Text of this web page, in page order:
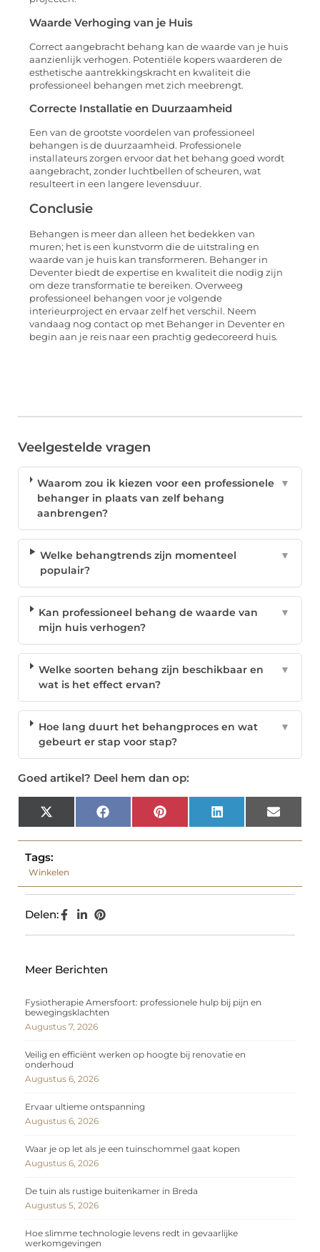
Waarde Verhoging van je Huis
Correct aangebracht behang kan de waarde van je huis
aanzienlijk verhogen. Potentiële kopers waarderen de
esthetische aantrekkingskracht en kwaliteit die
professioneel behangen met zich meebrengt.
Correcte Installatie en Duurzaamheid
Een van de grootste voordelen van professioneel
behangen is de duurzaamheid. Professionele
installateurs zorgen ervoor dat het behang goed wordt
aangebracht, zonder luchtbellen of scheuren, wat
resulteert in een langere levensduur.
Conclusie
Behangen is meer dan alleen het bedekken van
muren; het is een kunstvorm die de uitstraling en
waarde van je huis kan transformeren. Behanger in
Deventer biedt de expertise en kwaliteit die nodig zijn
om deze transformatie te bereiken. Overweeg
professioneel behangen voor je volgende
interieurproject en ervaar zelf het verschil. Neem
vandaag nog contact op met Behanger in Deventer en
begin aan je reis naar een prachtig gedecoreerd huis.
Veelgestelde vragen
Waarom zou ik kiezen voor een professionele
behanger in plaats van zelf behang
aanbrengen?
▼
Welke behangtrends zijn momenteel
populair?
▼
Kan professioneel behang de waarde van
mijn huis verhogen?
▼
Welke soorten behang zijn beschikbaar en
wat is het effect ervan?
▼
Hoe lang duurt het behangproces en wat
gebeurt er stap voor stap?
▼
Goed artikel? Deel hem dan op:
X
(Twitter)
Facebook Pinterest LinkedIn Email
Tags:
Winkelen
Delen:
Meer Berichten
Fysiotherapie Amersfoort: professionele hulp bij pijn en
bewegingsklachten
Augustus 7, 2026
Veilig en efficiënt werken op hoogte bij renovatie en
onderhoud
Augustus 6, 2026
Ervaar ultieme ontspanning
Augustus 6, 2026
Waar je op let als je een tuinschommel gaat kopen
Augustus 6, 2026
De tuin als rustige buitenkamer in Breda
Augustus 5, 2026
Hoe slimme technologie levens redt in gevaarlijke
werkomgevingen